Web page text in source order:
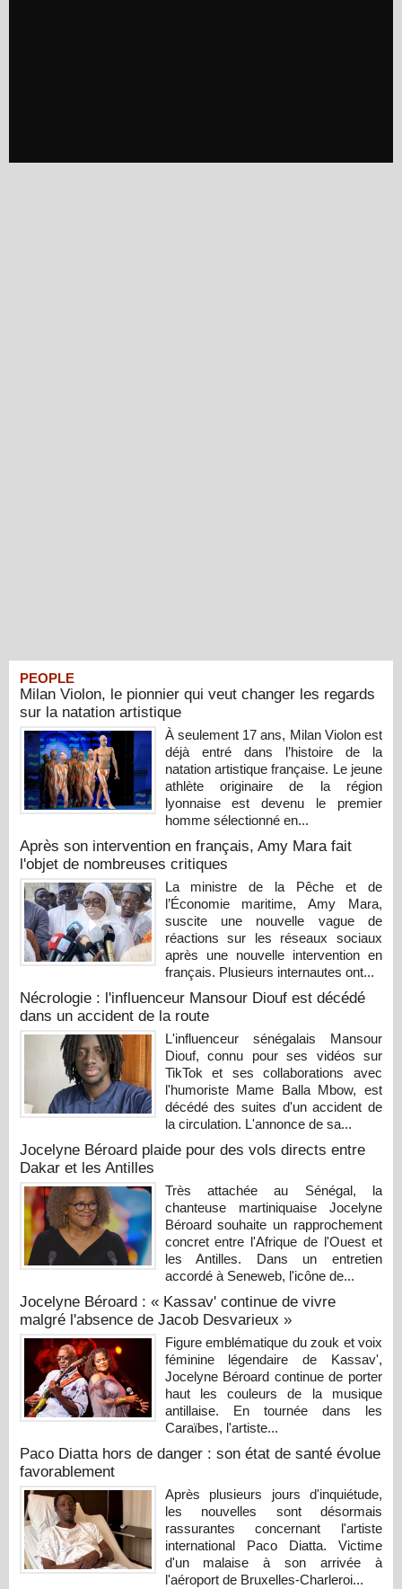
PEOPLE
Milan Violon, le pionnier qui veut changer les regards
sur la natation artistique
À seulement 17 ans, Milan Violon est
déjà entré dans l’histoire de la
natation artistique française. Le jeune
athlète originaire de la région
lyonnaise est devenu le premier
homme sélectionné en...
Après son intervention en français, Amy Mara fait
l'objet de nombreuses critiques
La ministre de la Pêche et de
l’Économie maritime, Amy Mara,
suscite une nouvelle vague de
réactions sur les réseaux sociaux
après une nouvelle intervention en
français. Plusieurs internautes ont...
Nécrologie : l'influenceur Mansour Diouf est décédé
dans un accident de la route
L'influenceur sénégalais Mansour
Diouf, connu pour ses vidéos sur
TikTok et ses collaborations avec
l'humoriste Mame Balla Mbow, est
décédé des suites d'un accident de
la circulation. L'annonce de sa...
Jocelyne Béroard plaide pour des vols directs entre
Dakar et les Antilles
Très attachée au Sénégal, la
chanteuse martiniquaise Jocelyne
Béroard souhaite un rapprochement
concret entre l'Afrique de l'Ouest et
les Antilles. Dans un entretien
accordé à Seneweb, l'icône de...
Jocelyne Béroard : « Kassav' continue de vivre
malgré l'absence de Jacob Desvarieux »
Figure emblématique du zouk et voix
féminine légendaire de Kassav',
Jocelyne Béroard continue de porter
haut les couleurs de la musique
antillaise. En tournée dans les
Caraïbes, l'artiste...
Paco Diatta hors de danger : son état de santé évolue
favorablement
Après plusieurs jours d'inquiétude,
les nouvelles sont désormais
rassurantes concernant l'artiste
international Paco Diatta. Victime
d'un malaise à son arrivée à
l'aéroport de Bruxelles-Charleroi...